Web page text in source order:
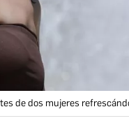
de dos mujeres